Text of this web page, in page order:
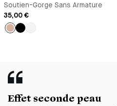
Soutien-Gorge Sans Armature
35,00 €
Effet seconde peau